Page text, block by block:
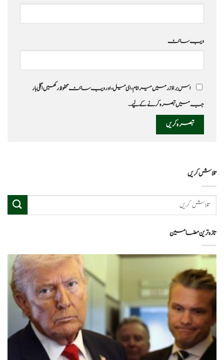
ویب‌ سائٹ
اس براؤزر میں میرا نام، ای میل، اور ویب سائٹ محفوظ رکھیں اگلی بار
جب میں تبصرہ کرنے کےلیے۔
تلاش کریں
تازہ ترین مضامین